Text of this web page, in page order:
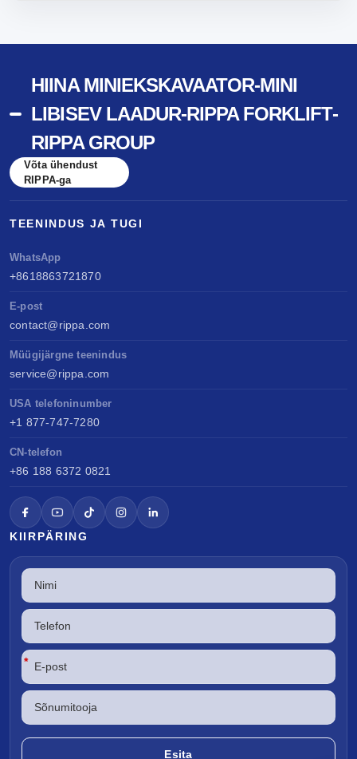
HIINA MINIEKSKAVAATOR-MINI
LIBISEV LAADUR-RIPPA FORKLIFT-
RIPPA GROUP
Võta ühendust
RIPPA-ga
TEENINDUS JA TUGI
WhatsApp
+8618863721870
E-post
contact@rippa.com
Müügijärgne teenindus
service@rippa.com
USA telefoninumber
+1 877-747-7280
CN-telefon
+86 188 6372 0821
KIIRPÄRING
*